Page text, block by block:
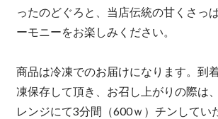
ったのどぐろと、当店伝統の甘くさっ
ーモニーをお楽しみください。
商品は冷凍でのお届けになります。到
凍保存して頂き、お召し上がりの際は
レンジにて3分間（600ｗ）チンしてい